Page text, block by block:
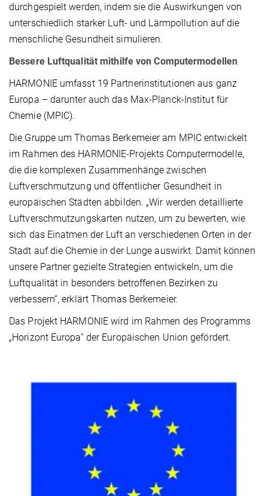
durchgespielt werden, indem sie die Auswirkungen von
unterschiedlich starker Luft- und Lärmpollution auf die
menschliche Gesundheit simulieren.
Bessere Luftqualität mithilfe von Computermodellen
HARMONIE umfasst 19 Partnerinstitutionen aus ganz
Europa – darunter auch das Max-Planck-Institut für
Chemie (MPIC).
Die Gruppe um Thomas Berkemeier am MPIC entwickelt
im Rahmen des HARMONIE-Projekts Computermodelle,
die die komplexen Zusammenhänge zwischen
Luftverschmutzung und öffentlicher Gesundheit in
europäischen Städten abbilden. „Wir werden detaillierte
Luftverschmutzungskarten nutzen, um zu bewerten, wie
sich das Einatmen der Luft an verschiedenen Orten in der
Stadt auf die Chemie in der Lunge auswirkt. Damit können
unsere Partner gezielte Strategien entwickeln, um die
Luftqualität in besonders betroffenen Bezirken zu
verbessern“, erklärt Thomas Berkemeier.
Das Projekt HARMONIE wird im Rahmen des Programms
„Horizont Europa“ der Europäischen Union gefördert.